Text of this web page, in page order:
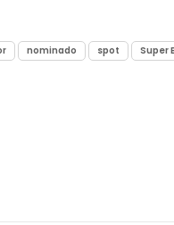
nominado spot Super